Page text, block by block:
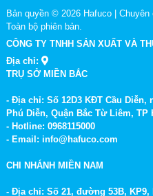
Bản quyền © 2026 Hafuco |
Toàn bộ phiên bản.
CÔNG TY TNHH SẢN XUẤT VÀ
Địa chỉ:
TRỤ SỞ MIỀN BẮC
- Địa chỉ: Số 12D3 KĐT Cầu Diễn,
Phú Diễn, Quận Bắc Từ Liêm, TP
- Hotline: 0968115000
- Email: info@hafuco.com
CHI NHÁNH MIỀN NAM
- Địa chỉ: Số 21, đường 53B,